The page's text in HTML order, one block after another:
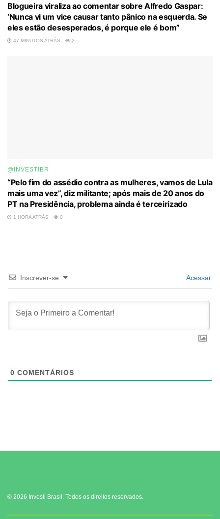
Blogueira viraliza ao comentar sobre Alfredo Gaspar:
‘Nunca vi um vice causar tanto pânico na esquerda. Se
eles estão desesperados, é porque ele é bom”
47 MINUTOS ATRÁS 2
@INVESTIBR
“Pelo fim do assédio contra as mulheres, vamos de Lula
mais uma vez”, diz militante; após mais de 20 anos do
PT na Presidência, problema ainda é terceirizado
1 HORA ATRÁS 0
Inscrever-se Acessar
0 COMENTÁRIOS
© 2026 Investi Brasil. Todos os direitos reservados.